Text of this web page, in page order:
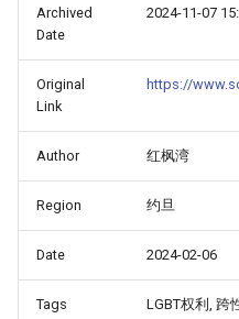
Archived
Date
2024-11-07
Original
Link
https://
Author 红枫湾
Region 约旦
Date 2024-02-06
Tags LGBT权利, 跨